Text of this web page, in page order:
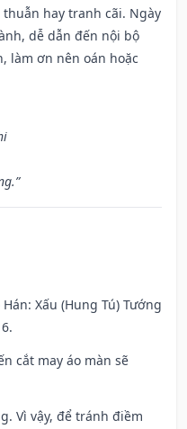
hay tranh cãi. Ngày
dễ dẫn đến nội bộ
làm ơn nên oán hoặc
Xấu (Hung Tú) Tướng
cắt may áo màn sẽ
Vì vậy, để tránh điềm